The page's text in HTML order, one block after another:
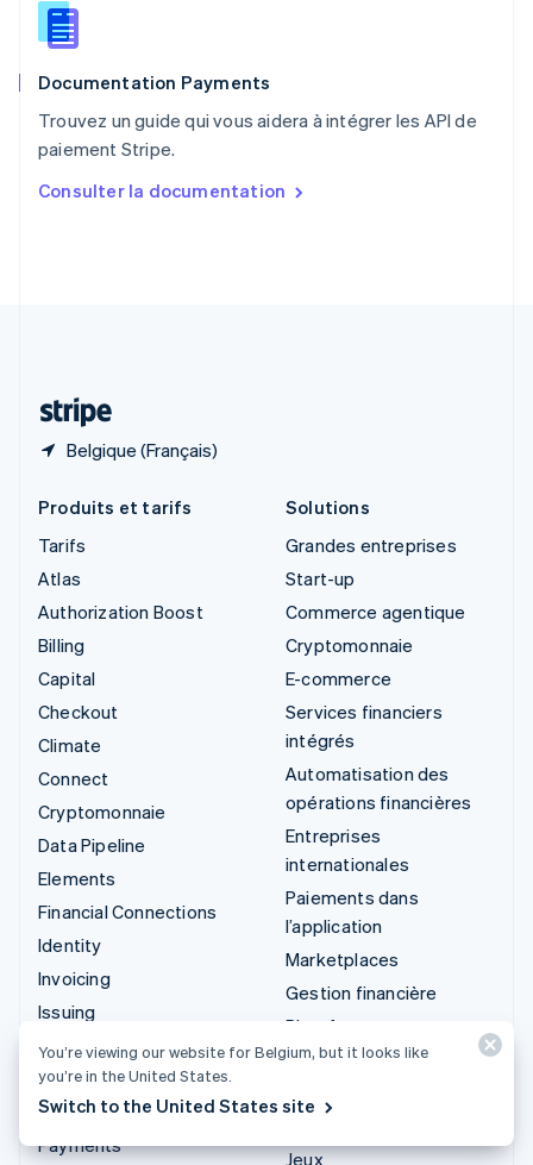
Documentation Payments
Trouvez un guide qui vous aidera à intégrer les API de
paiement Stripe.
Consulter la documentation
Belgique (Français)
English
Roumanie
Royaume-Uni
Singapour
English 简体中文
English
Produits et tarifs
Tarifs
Atlas
Authorization Boost
Billing
Capital
Checkout
Climate
Connect
Cryptomonnaie
Data Pipeline
Elements
Financial Connections
Identity
Invoicing
Issuing
Link
Managed Payments
Liens de paiement
Payments
Solutions
Grandes entreprises
Start-up
Commerce agentique
Cryptomonnaie
E-commerce
Services financiers
intégrés
Automatisation des
opérations financières
Entreprises
internationales
Paiements dans
l’application
Marketplaces
Gestion financière
Plateformes
SaaS
Jeux
You’re viewing our website for Belgium, but it looks like
you’re in the United States.
Switch to the United States site